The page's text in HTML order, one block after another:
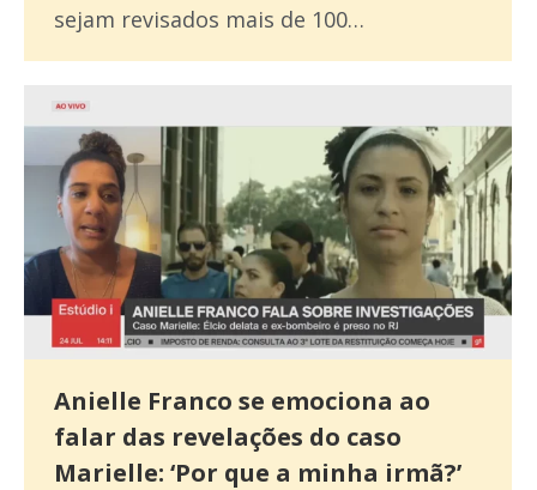
sejam revisados mais de 100…
Anielle Franco se emociona ao
falar das revelações do caso
Marielle: ‘Por que a minha irmã?’